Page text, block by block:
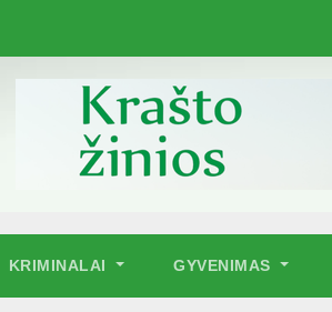
KRIMINALAI GYVENIMAS